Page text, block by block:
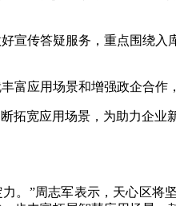
宣传答疑服务，重点围绕入
应用场景和增强政企合作
拓宽应用场景，为助力企
。”周志军表示，天心区将